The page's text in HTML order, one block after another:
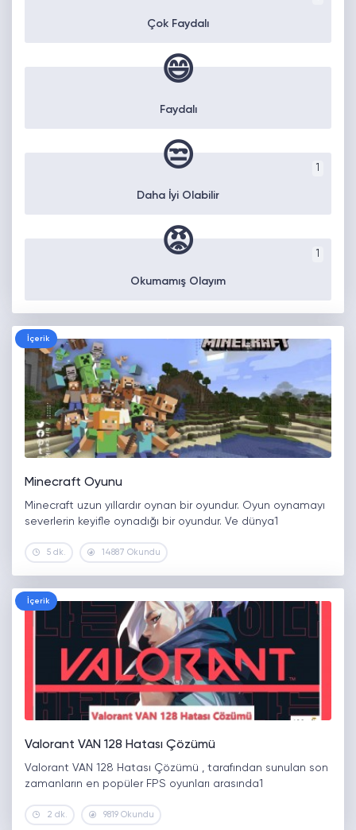
Çok Faydalı
😄
Faydalı
😒
Daha İyi Olabilir
😡
Okumamış Olayım
İçerik
Minecraft Oyunu
Minecraft uzun yıllardır oynan bir oyundur. Oyun oynamayı
severlerin keyifle oynadığı bir oyundur. Ve dünya1
5 dk. 14887 Okundu
İçerik
Valorant VAN 128 Hatası Çözümü
Valorant VAN 128 Hatası Çözümü , tarafından sunulan son
zamanların en popüler FPS oyunları arasında1
2 dk. 9819 Okundu